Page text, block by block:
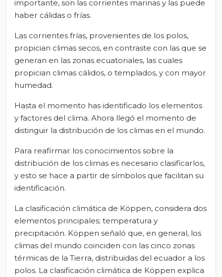
importante, son las corrientes marinas y las puede
haber cálidas o frías.
Las corrientes frías, provenientes de los polos,
propician climas secos, en contraste con las que se
generan en las zonas ecuatoriales, las cuales
propician climas cálidos, o templados, y con mayor
humedad.
Hasta el momento has identificado los elementos
y factores del clima. Ahora llegó el momento de
distinguir la distribución de los climas en el mundo.
Para reafirmar los conocimientos sobre la
distribución de los climas es necesario clasificarlos,
y esto se hace a partir de símbolos que facilitan su
identificación.
La clasificación climática de Köppen, considera dos
elementos principales; temperatura y
precipitación. Köppen señaló que, en general, los
climas del mundo coinciden con las cinco zonas
térmicas de la Tierra, distribuidas del ecuador a los
polos. La clasificación climática de Köppen explica